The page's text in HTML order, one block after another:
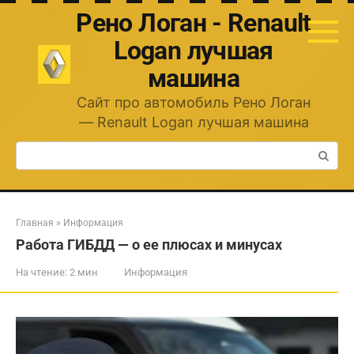
Перейти
Рено Логан - Renault
Logan лучшая
машина
Сайт про автомобиль Рено Логан
— Renault Logan лучшая машина
Поиск:
Главная » Информация
Работа ГИБДД — о ее плюсах и минусах
На чтение: 2 мин Информация